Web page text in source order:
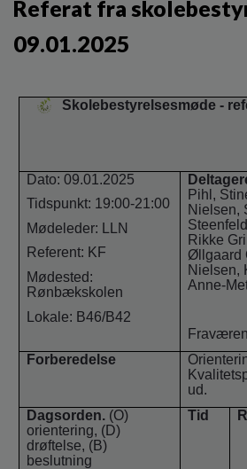
Referat fra
09.01.2025
Skolebestyrelsesmøde -
Dato: 09.01.2025
Tidspunkt: 19:00-21:00
Mødeleder: LLN
Referent: KF
Mødested:
Rønbækskolen
Lokale: B46/B42
Pihl,
Nielsen,
Rikke
Øllgaard
Nielsen,
Anne-
Forberedelse
ud.
Dagsorden. (O)
orientering, (D)
drøftelse, (B)
beslutning
Tid